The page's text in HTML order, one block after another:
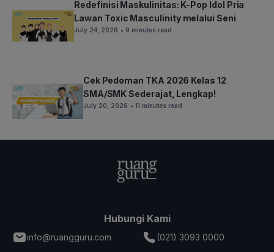
Redefinisi Maskulinitas: K-Pop Idol Pria
Lawan Toxic Masculinity melalui Seni
July 24, 2026 • 9 minutes read
Cek Pedoman TKA 2026 Kelas 12
SMA/SMK Sederajat, Lengkap!
July 20, 2026 • 11 minutes read
Hubungi Kami
info@ruangguru.com
(021) 3093 0000